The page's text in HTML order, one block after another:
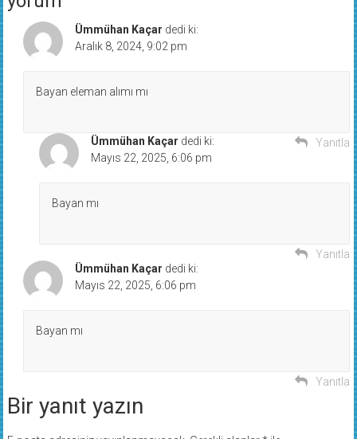
Ümmühan Kaçar dedi ki:
Aralık 8, 2024, 9:02 pm
Bayan eleman alımı mı
Yanıtla
Ümmühan Kaçar dedi ki:
Mayıs 22, 2025, 6:06 pm
Bayan mı
Yanıtla
Ümmühan Kaçar dedi ki:
Mayıs 22, 2025, 6:06 pm
Bayan mı
Yanıtla
Bir yanıt yazın